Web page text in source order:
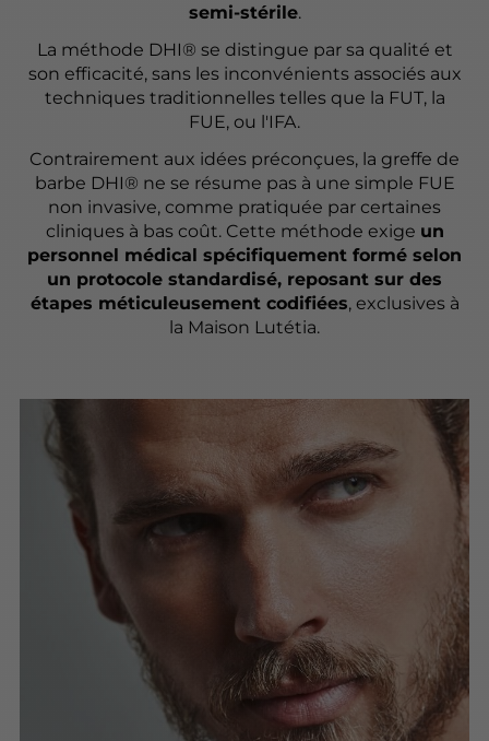
semi-stérile.
La méthode DHI® se distingue par sa qualité et
son efficacité, sans les inconvénients associés aux
techniques traditionnelles telles que la FUT, la
FUE, ou l'IFA.
Contrairement aux idées préconçues, la greffe de
barbe DHI® ne se résume pas à une simple FUE
non invasive, comme pratiquée par certaines
cliniques à bas coût. Cette méthode exige un
personnel médical spécifiquement formé selon
un protocole standardisé, reposant sur des
étapes méticuleusement codifiées, exclusives à
la Maison Lutétia.